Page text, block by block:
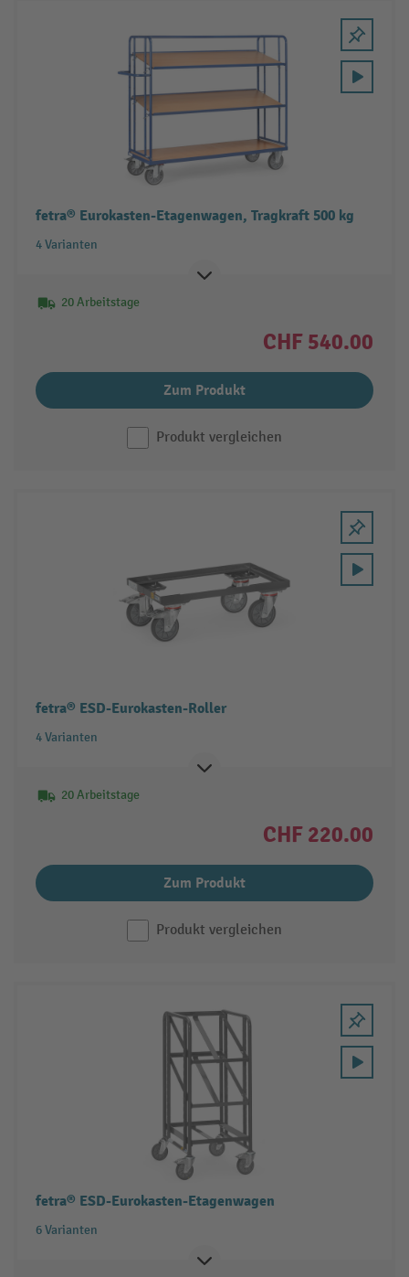
fetra® Eurokasten-Etagenwagen, Tragkraft 500 kg
4 Varianten
20 Arbeitstage
CHF 540.00
Zum Produkt
Produkt vergleichen
fetra® ESD-Eurokasten-Roller
4 Varianten
20 Arbeitstage
CHF 220.00
Zum Produkt
Produkt vergleichen
fetra® ESD-Eurokasten-Etagenwagen
6 Varianten